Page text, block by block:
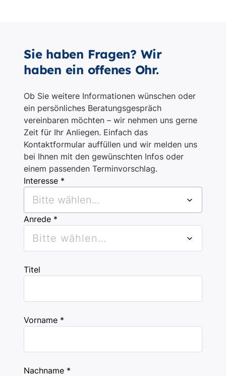
Sie haben Fragen? Wir
haben ein offenes Ohr.
Ob Sie weitere Informationen wünschen oder
ein persönliches Beratungsgespräch
vereinbaren möchten – wir nehmen uns gerne
Zeit für Ihr Anliegen. Einfach das
Kontaktformular auffüllen und wir melden uns
bei Ihnen mit den gewünschten Infos oder
einem passenden Terminvorschlag.
Interesse *
Bitte wählen...
Anrede *
Bitte wählen...
Titel
Vorname *
Nachname *